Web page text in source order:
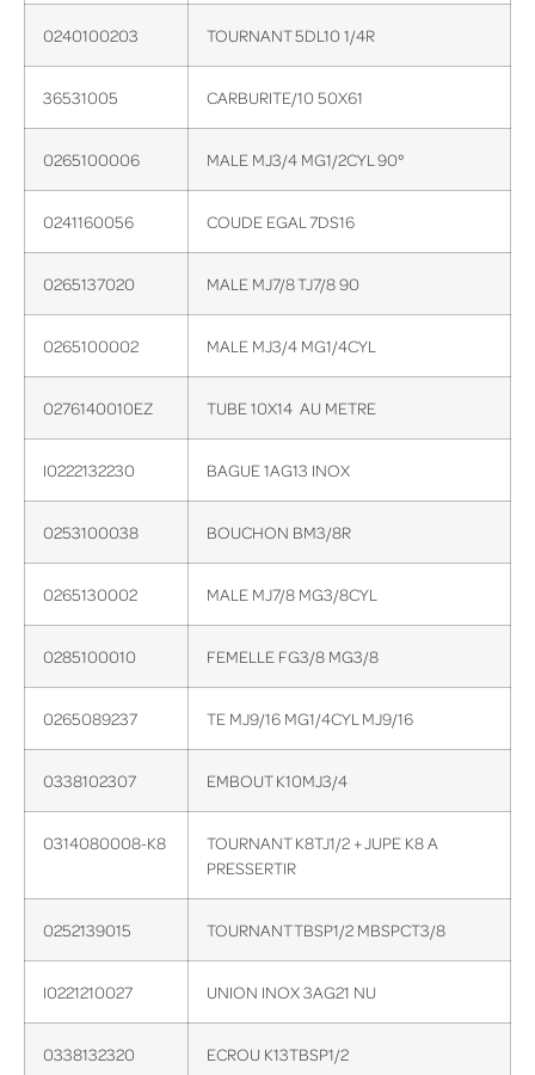
0240100203 TOURNANT 5DL10 1/4R
36531005 CARBURITE/10 50X61
0265100006 MALE MJ3/4 MG1/2CYL 90°
0241160056 COUDE EGAL 7DS16
0265137020 MALE MJ7/8 TJ7/8 90
0265100002 MALE MJ3/4 MG1/4CYL
0276140010EZ TUBE 10X14 AU METRE
I0222132230 BAGUE 1AG13 INOX
0253100038 BOUCHON BM3/8R
0265130002 MALE MJ7/8 MG3/8CYL
0285100010 FEMELLE FG3/8 MG3/8
0265089237 TE MJ9/16 MG1/4CYL MJ9/16
0338102307 EMBOUT K10MJ3/4
0314080008-K8
TOURNANT K8TJ1/2 + JUPE K8 A
PRESSERTIR
0252139015 TOURNANT TBSP1/2 MBSPCT3/8
I0221210027 UNION INOX 3AG21 NU
0338132320 ECROU K13TBSP1/2